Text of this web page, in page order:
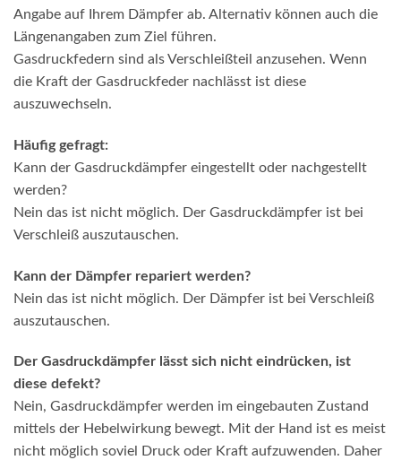
Angabe auf Ihrem Dämpfer ab. Alternativ können auch die
Längenangaben zum Ziel führen.
Gasdruckfedern sind als Verschleißteil anzusehen. Wenn
die Kraft der Gasdruckfeder nachlässt ist diese
auszuwechseln.
Häufig gefragt:
Kann der Gasdruckdämpfer eingestellt oder nachgestellt
werden?
Nein das ist nicht möglich. Der Gasdruckdämpfer ist bei
Verschleiß auszutauschen.
Kann der Dämpfer repariert werden?
Nein das ist nicht möglich. Der Dämpfer ist bei Verschleiß
auszutauschen.
Der Gasdruckdämpfer lässt sich nicht eindrücken, ist
diese defekt?
Nein, Gasdruckdämpfer werden im eingebauten Zustand
mittels der Hebelwirkung bewegt. Mit der Hand ist es meist
nicht möglich soviel Druck oder Kraft aufzuwenden. Daher